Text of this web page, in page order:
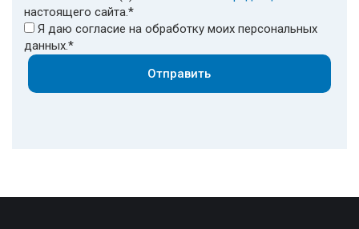
настоящего сайта.*
Я даю согласие на обработку моих персональных
данных.*
Отправить